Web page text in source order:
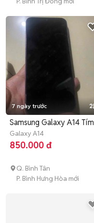
7 ngày trước 2
Samsung Galaxy A14 Tím
Galaxy A14
850.000 đ
Q. Bình Tân
P. Bình Hưng Hòa mới